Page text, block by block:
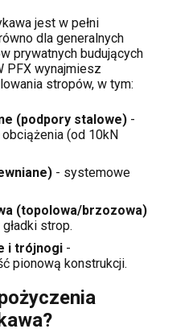
jest w pełni
dla generalnych
prywatnych budujących
PFX wynajmiesz
stropów, w tym:
(podpory stalowe) -
(od 10kN
- systemowe
(topolowa/brzozowa)
strop.
i trójnogi -
pionową konstrukcji.
?